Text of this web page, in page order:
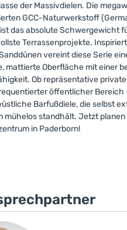
der Massivdielen. Die
GCC-Naturwerkstoff
das absolute Schwergewicht
Terrassenprojekte.
vereint diese Serie
mattierte Oberfläche mit einer
Ob repräsentative
öffentlicher Bereich
Barfußdiele, die selbst
mühelos standhält. Jetzt
in Paderborn!